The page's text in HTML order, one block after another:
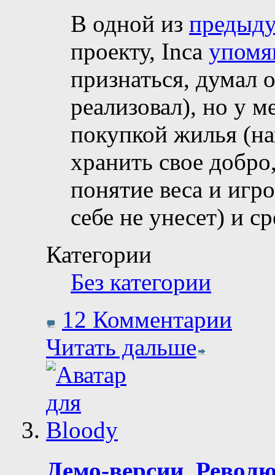
В одной из
проекту, Inca
признаться, думал
реализовал), но у
покупкой жилья
хранить свое
понятие веса и
себе не унесет) и
Категории
Без категории
12 Комментарии
Читать дальше